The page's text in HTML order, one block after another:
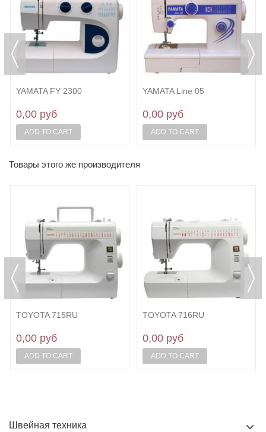
YAMATA FY 2300
0,00 руб
ADD TO CART
YAMATA Line 05
0,00 руб
ADD TO CART
Товары этого же производителя
TOYOTA 715RU
0,00 руб
ADD TO CART
TOYOTA 716RU
0,00 руб
ADD TO CART
Швейная техника